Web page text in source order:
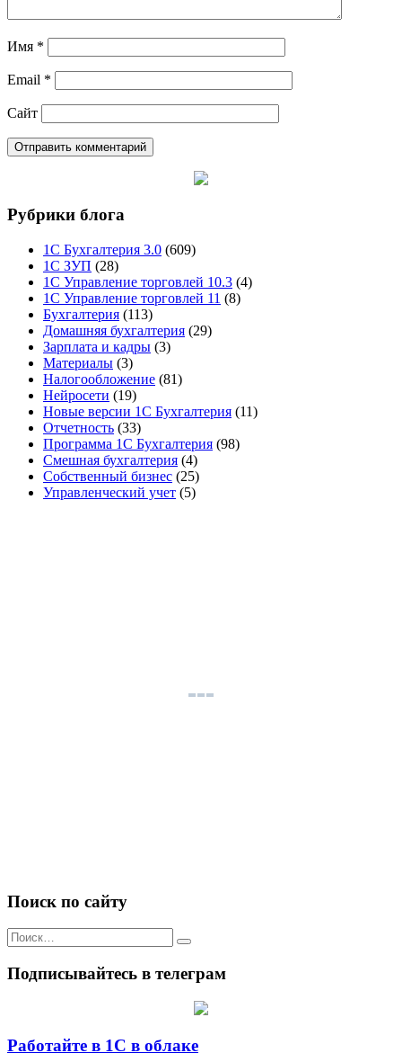
Имя *
Email *
Сайт
Рубрики блога
1С Бухгалтерия 3.0 (609)
1С ЗУП (28)
1С Управление торговлей 10.3 (4)
1С Управление торговлей 11 (8)
Бухгалтерия (113)
Домашняя бухгалтерия (29)
Зарплата и кадры (3)
Материалы (3)
Налогообложение (81)
Нейросети (19)
Новые версии 1С Бухгалтерия (11)
Отчетность (33)
Программа 1С Бухгалтерия (98)
Смешная бухгалтерия (4)
Собственный бизнес (25)
Управленческий учет (5)
Поиск по сайту
Искать:
Подписывайтесь в телеграм
Работайте в 1С в облаке